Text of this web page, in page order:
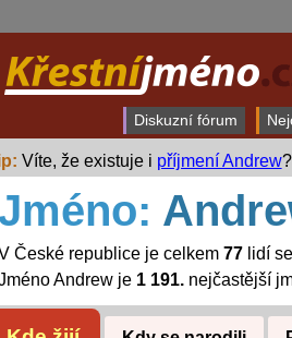
Diskuzní fórum
Víte, že existuje i příjmení Andrew?
České republice je celkem 77lidí se
Andrew je 1 191.nejčastější